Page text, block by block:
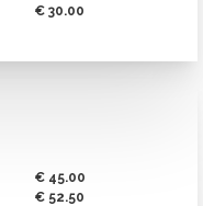
€ 30.00
€ 45.00
€ 52.50